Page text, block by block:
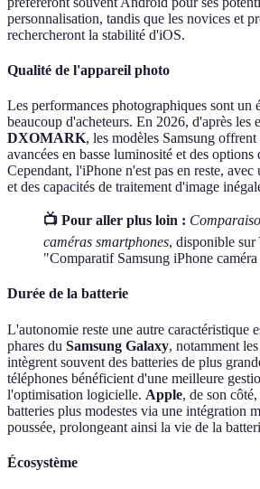
personnalisation, tandis que les novices et
rechercheront la stabilité d'iOS.
Qualité de l'appareil photo
Les performances photographiques sont un
beaucoup d'acheteurs. En 2026, d'après les
DXOMARK, les modèles Samsung
avancées en basse luminosité et des options
Cependant, l'iPhone n'est pas en reste,
et des capacités de traitement d'image
📺 Pour aller plus loin :
caméras smartphones, disponible sur
"Comparatif Samsung iPhone
Durée de la batterie
L'autonomie reste une autre caractéristique
phares du Samsung Galaxy, notamment
intègrent souvent des batteries de plus
téléphones bénéficient d'une meilleure
l'optimisation logicielle. Apple, de son
batteries plus modestes via une intégration
poussée, prolongeant ainsi la vie de la
Écosystème